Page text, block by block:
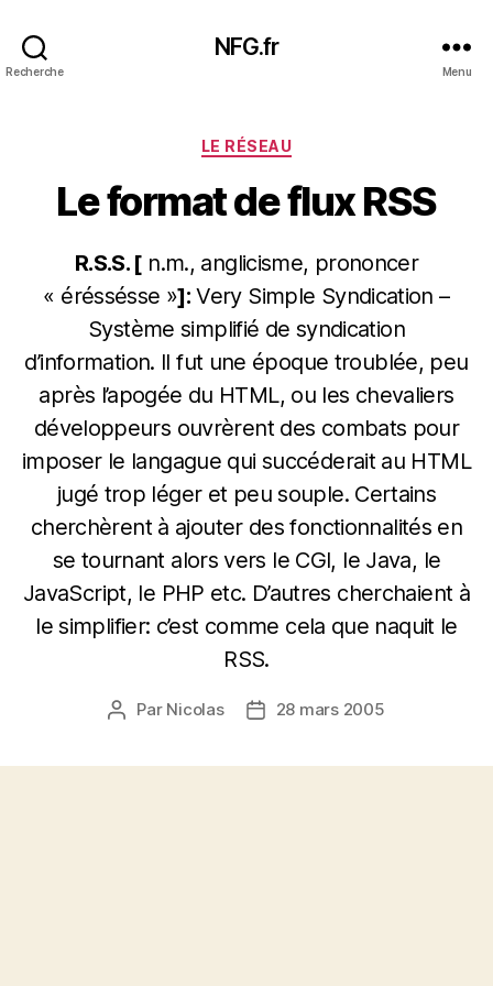
Recherche
NFG.fr
Menu
Catégories
LE RÉSEAU
Le format de flux RSS
R.S.S. [ n.m., anglicisme, prononcer
« éréssésse »]:Very Simple Syndication –
Système simplifié de syndication
d’information. Il fut une époque troublée, peu
après l’apogée du HTML, ou les chevaliers
développeurs ouvrèrent des combats pour
imposer le langague qui succéderait au HTML
jugé trop léger et peu souple. Certains
cherchèrent à ajouter des fonctionnalités en
se tournant alors vers le CGI, le Java, le
JavaScript, le PHP etc. D’autres cherchaient à
le simplifier: c’est comme cela que naquit le
RSS.
Auteur
Par Nicolas
Date28 mars 2005